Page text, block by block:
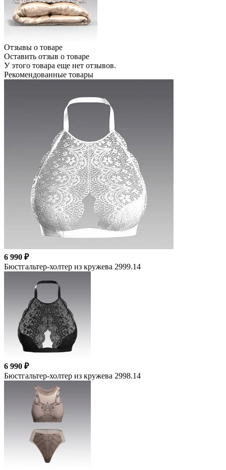
Отзывы о товаре
Оставить отзыв о товаре
У этого товара еще нет отзывов.
Рекомендованные товары
6 990 ₽
Бюстгальтер-холтер из кружева 2999.14
6 990 ₽
Бюстгальтер-холтер из кружева 2998.14